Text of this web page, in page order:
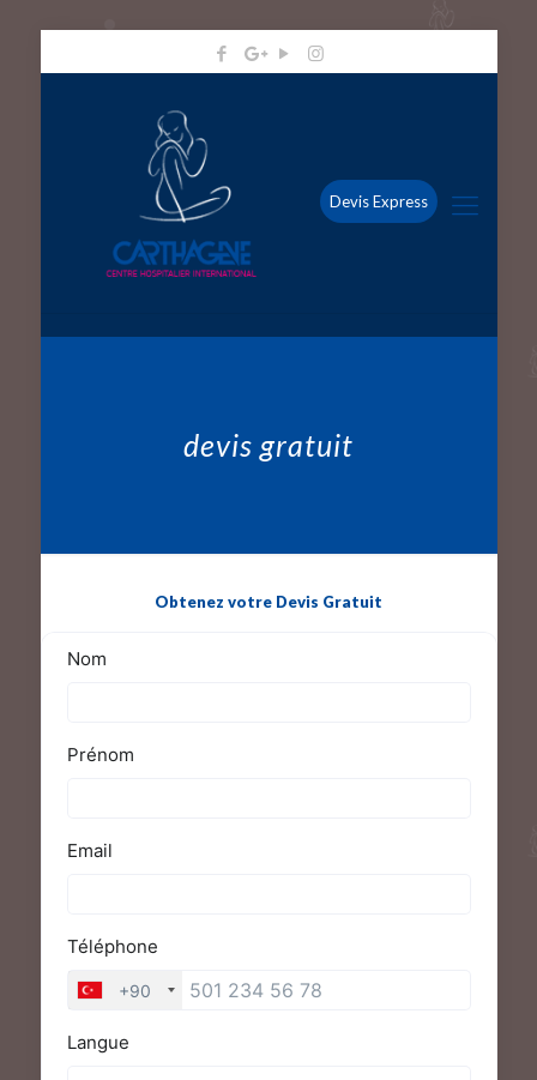
Devis Express
devis gratuit
Obtenez votre Devis Gratuit